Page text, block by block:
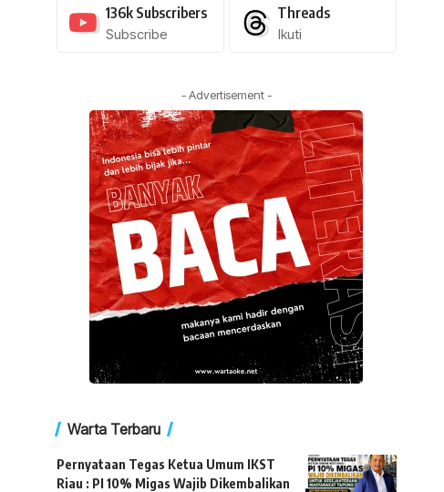
136k Subscribers
Subscribe
Threads
Ikuti
- Advertisement -
Warta Terbaru
Pernyataan Tegas Ketua Umum IKST
Riau : PI 10% Migas Wajib Dikembalikan